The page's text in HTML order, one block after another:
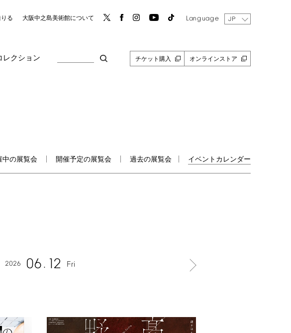
る 大阪中之島美術館について Language JP
レクション チケット購入 オンラインストア
中の展覧会 開催予定の展覧会 過去の展覧会 イベントカレンダー
2026 06 12 Fri